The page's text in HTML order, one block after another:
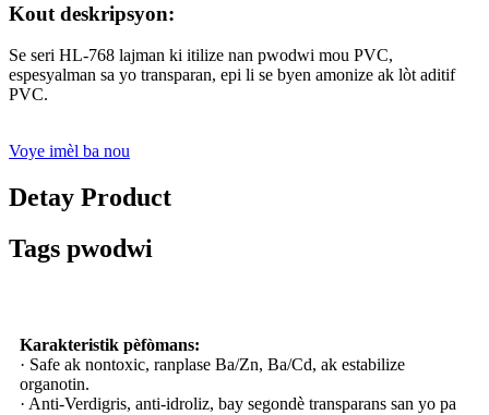
Kout deskripsyon:
Se seri HL-768 lajman ki itilize nan pwodwi mou PVC,
espesyalman sa yo transparan, epi li se byen amonize ak lòt aditif
PVC.
Voye imèl ba nou
Detay Product
Tags pwodwi
Karakteristik pèfòmans:
· Safe ak nontoxic, ranplase Ba/Zn, Ba/Cd, ak estabilize
organotin.
· Anti-Verdigris, anti-idroliz, bay segondè transparans san yo pa